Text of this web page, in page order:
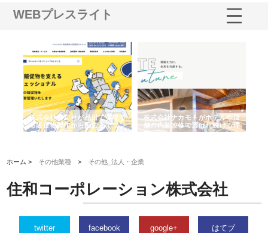
WEBプレスライト
株式会社耕文社が品川で実現す
る販促物製作から配送までワン
ストップ対応
株式会社ナカモトがホテルや店
舗の内装改修で選ばれ続ける理
由
ホーム > その他業種 > その他_法人・企業
住和コーポレーション株式会社
twitter facebook google+ はてブ